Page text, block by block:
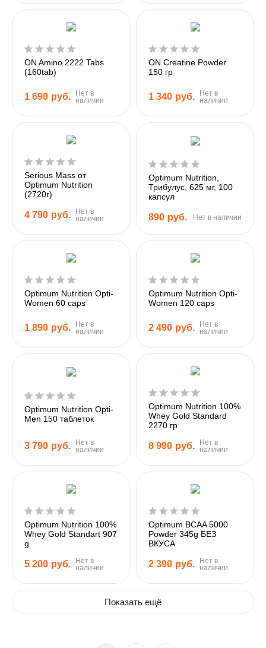
ON Amino 2222 Tabs
(160tab)
1 690 руб.
Нет в
наличии
ON Creatine Powder
150 гр
1 340 руб.
Нет в
наличии
Serious Mass от
Optimum Nutrition
(2720г)
4 790 руб.
Нет в
наличии
Optimum Nutrition,
Трибулус, 625 мг, 100
капсул
890 руб. Нет в наличии
Optimum Nutrition Opti-
Women 60 caps
1 890 руб.
Нет в
наличии
Optimum Nutrition Opti-
Women 120 caps
2 490 руб.
Нет в
наличии
Optimum Nutrition Opti-
Men 150 таблеток
3 790 руб.
Нет в
наличии
Optimum Nutrition 100%
Whey Gold Standard
2270 гр
8 990 руб.
Нет в
наличии
Optimum Nutrition 100%
Whey Gold Standart 907
g
5 200 руб.
Нет в
наличии
Optimum BCAA 5000
Powder 345g БЕЗ
ВКУСА
2 390 руб.
Нет в
наличии
Показать ещё